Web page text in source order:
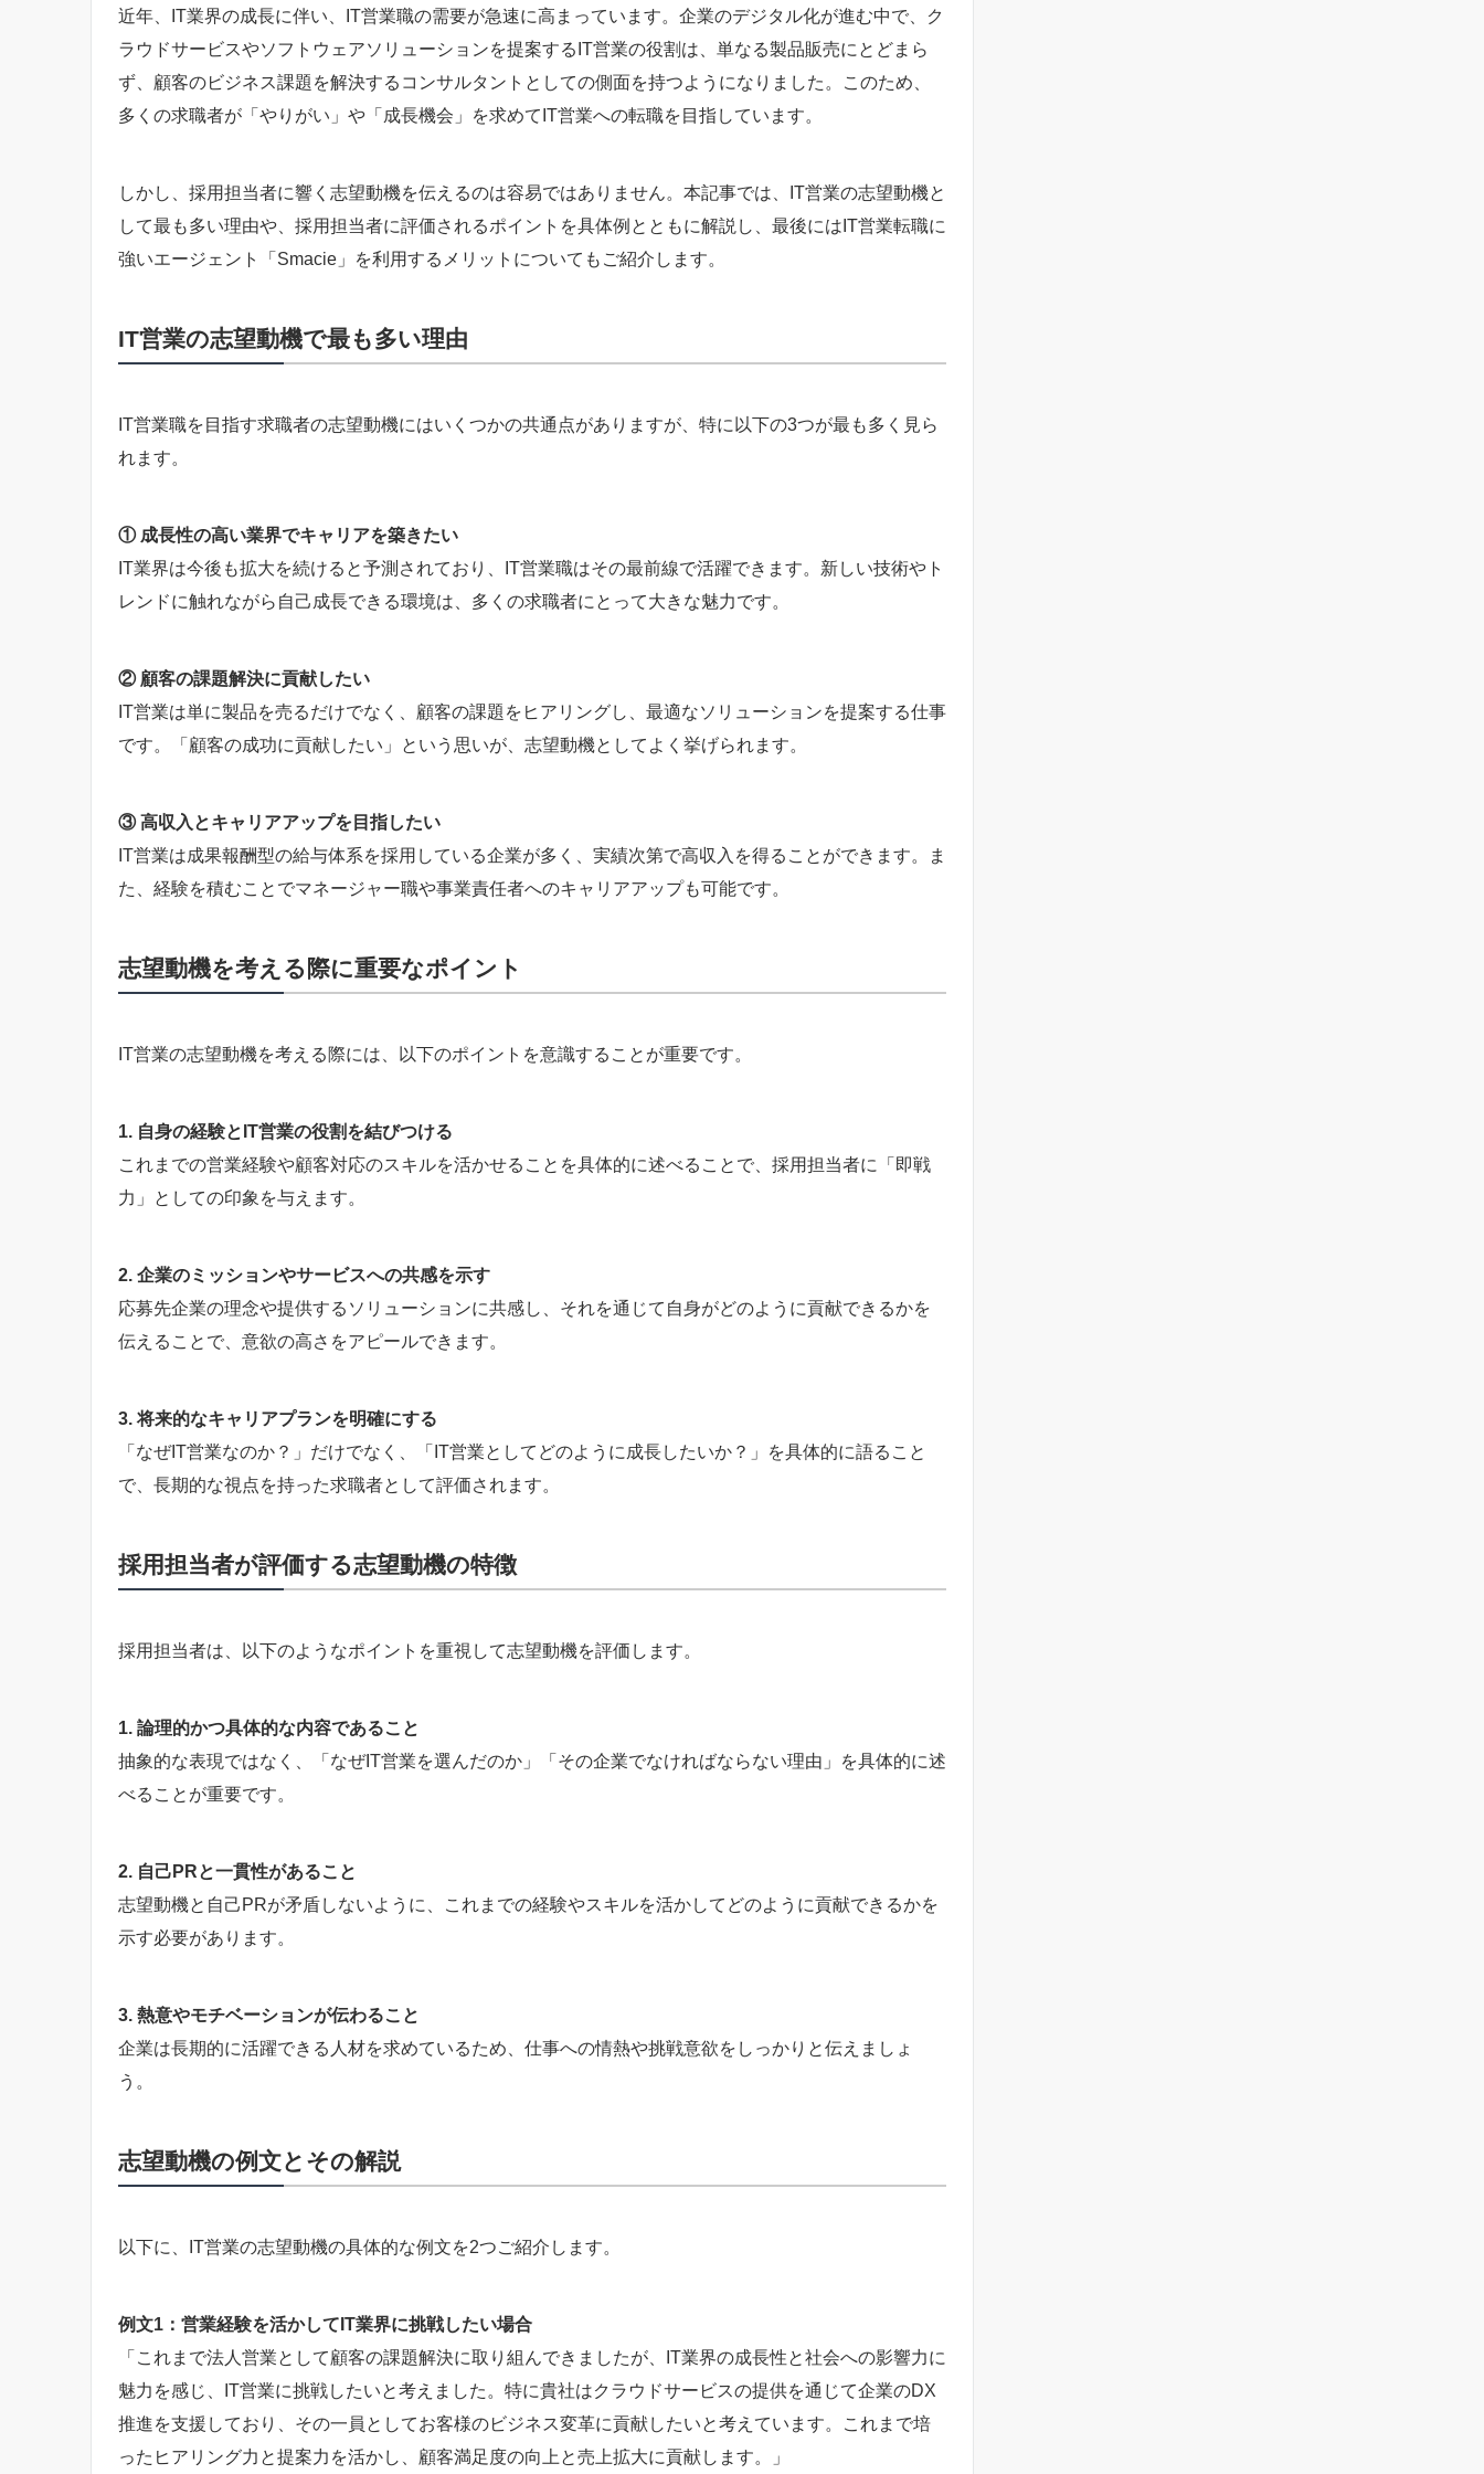
近年、IT業界の成長に伴い、IT営業職の需要が急速に高まっています。企業のデジタル化が進む中で、ク
ラウドサービスやソフトウェアソリューションを提案するIT営業の役割は、単なる製品販売にとどまら
ず、顧客のビジネス課題を解決するコンサルタントとしての側面を持つようになりました。このため、
多くの求職者が「やりがい」や「成長機会」を求めてIT営業への転職を目指しています。
しかし、採用担当者に響く志望動機を伝えるのは容易ではありません。本記事では、IT営業の志望動機と
して最も多い理由や、採用担当者に評価されるポイントを具体例とともに解説し、最後にはIT営業転職に
強いエージェント「Smacie」を利用するメリットについてもご紹介します。
IT営業の志望動機で最も多い理由
IT営業職を目指す求職者の志望動機にはいくつかの共通点がありますが、特に以下の3つが最も多く見ら
れます。
① 成長性の高い業界でキャリアを築きたい
IT業界は今後も拡大を続けると予測されており、IT営業職はその最前線で活躍できます。新しい技術やト
レンドに触れながら自己成長できる環境は、多くの求職者にとって大きな魅力です。
② 顧客の課題解決に貢献したい
IT営業は単に製品を売るだけでなく、顧客の課題をヒアリングし、最適なソリューションを提案する仕事
です。「顧客の成功に貢献したい」という思いが、志望動機としてよく挙げられます。
③ 高収入とキャリアアップを目指したい
IT営業は成果報酬型の給与体系を採用している企業が多く、実績次第で高収入を得ることができます。ま
た、経験を積むことでマネージャー職や事業責任者へのキャリアアップも可能です。
志望動機を考える際に重要なポイント
IT営業の志望動機を考える際には、以下のポイントを意識することが重要です。
1. 自身の経験とIT営業の役割を結びつける
これまでの営業経験や顧客対応のスキルを活かせることを具体的に述べることで、採用担当者に「即戦
力」としての印象を与えます。
2. 企業のミッションやサービスへの共感を示す
応募先企業の理念や提供するソリューションに共感し、それを通じて自身がどのように貢献できるかを
伝えることで、意欲の高さをアピールできます。
3. 将来的なキャリアプランを明確にする
「なぜIT営業なのか？」だけでなく、「IT営業としてどのように成長したいか？」を具体的に語ること
で、長期的な視点を持った求職者として評価されます。
採用担当者が評価する志望動機の特徴
採用担当者は、以下のようなポイントを重視して志望動機を評価します。
1. 論理的かつ具体的な内容であること
抽象的な表現ではなく、「なぜIT営業を選んだのか」「その企業でなければならない理由」を具体的に述
べることが重要です。
2. 自己PRと一貫性があること
志望動機と自己PRが矛盾しないように、これまでの経験やスキルを活かしてどのように貢献できるかを
示す必要があります。
3. 熱意やモチベーションが伝わること
企業は長期的に活躍できる人材を求めているため、仕事への情熱や挑戦意欲をしっかりと伝えましょ
う。
志望動機の例文とその解説
以下に、IT営業の志望動機の具体的な例文を2つご紹介します。
例文1：営業経験を活かしてIT業界に挑戦したい場合
「これまで法人営業として顧客の課題解決に取り組んできましたが、IT業界の成長性と社会への影響力に
魅力を感じ、IT営業に挑戦したいと考えました。特に貴社はクラウドサービスの提供を通じて企業のDX
推進を支援しており、その一員としてお客様のビジネス変革に貢献したいと考えています。これまで培
ったヒアリング力と提案力を活かし、顧客満足度の向上と売上拡大に貢献します。」